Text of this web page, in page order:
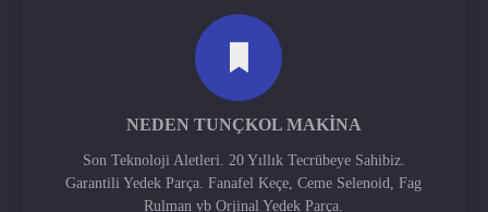
NEDEN TUNÇKOL MAKINA
Son Teknoloji Aletleri. 20 Yıllık Tecrübeye Sahibiz.
Garantili Yedek Parça. Fanafel Keçe, Ceme Selenoid, Fag
Rulman vb Orjinal Yedek Parça.